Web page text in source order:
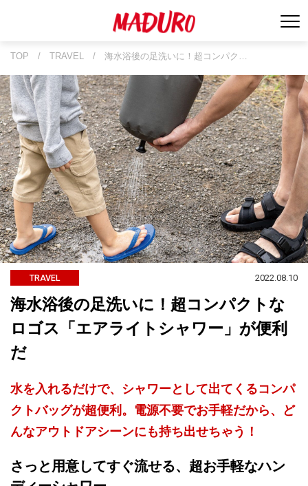
TOP / TRAVEL / 海水浴後の足洗いに！超コンパク…
TRAVEL 2022.08.10
海水浴後の足洗いに！超コンパクトな
ロゴス「エアライトシャワー」が便利
だ
水を入れるだけで、シャワーとして出てくるコンパ
クトバッグが超便利。電源不要でお手軽だから、ど
んなアウトドアシーンにも持ち出せちゃう！
さっと用意してすぐ流せる、超お手軽なハン